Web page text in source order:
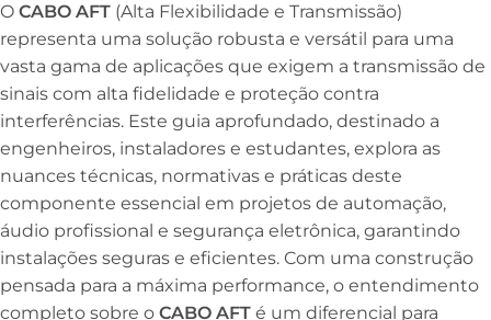
O CABO AFT (Alta Flexibilidade e Transmissão)
representa uma solução robusta e versátil para uma
vasta gama de aplicações que exigem a transmissão de
sinais com alta fidelidade e proteção contra
interferências. Este guia aprofundado, destinado a
engenheiros, instaladores e estudantes, explora as
nuances técnicas, normativas e práticas deste
componente essencial em projetos de automação,
áudio profissional e segurança eletrônica, garantindo
instalações seguras e eficientes. Com uma construção
pensada para a máxima performance, o entendimento
completo sobre o CABO AFT é um diferencial para